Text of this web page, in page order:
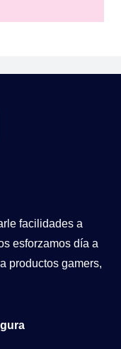
facilidades a
esforzamos día a
productos gamers,